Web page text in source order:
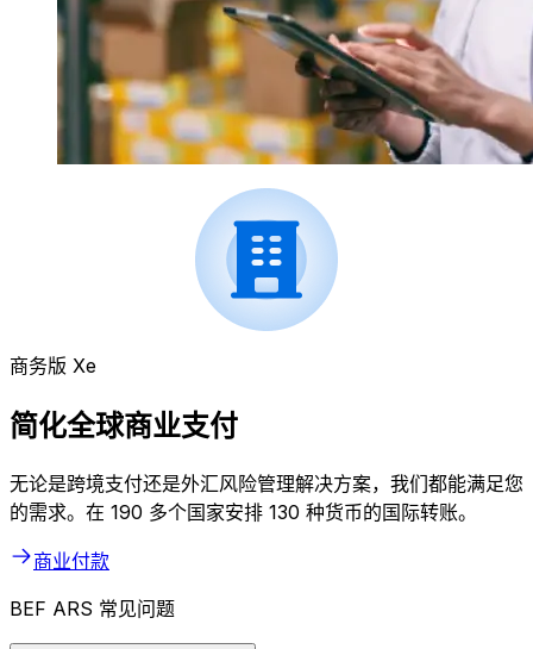
商务版 Xe
简化全球商业支付
无论是跨境支付还是外汇风险管理解决方案，我们都能满足您
的需求。在 190 多个国家安排 130 种货币的国际转账。
商业付款
BEF ARS 常见问题